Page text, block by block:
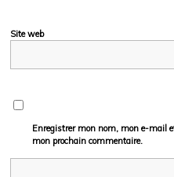
Site web
Enregistrer mon nom, mon e-mail
mon prochain commentaire.